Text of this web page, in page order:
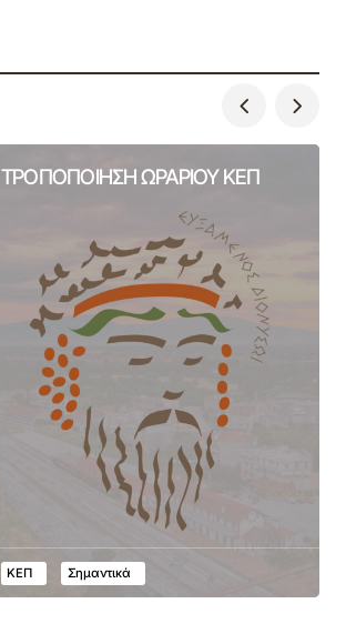
ΤΡΟΠΟΠΟΙΗΣΗ ΩΡΑΡΙΟΥ ΚΕΠ
ΚΕΠ Σημαντικά